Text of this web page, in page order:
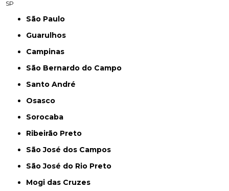
SP
São Paulo
Guarulhos
Campinas
São Bernardo do Campo
Santo André
Osasco
Sorocaba
Ribeirão Preto
São José dos Campos
São José do Rio Preto
Mogi das Cruzes